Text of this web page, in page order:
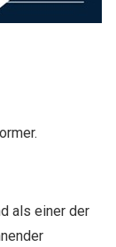
als einer der